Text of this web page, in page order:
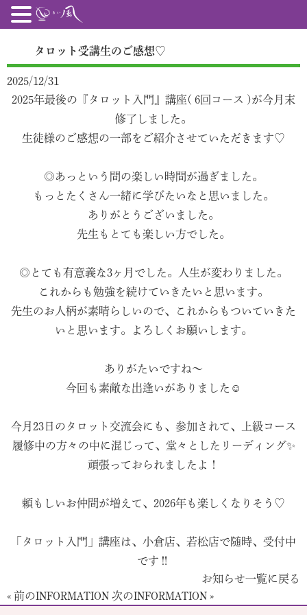
タロット受講生のご感想♡
2025/12/31
2025年最後の『タロット入門』講座( 6回コース )が今月末
修了しました。
生徒様のご感想の一部をご紹介させていただきます♡
◎あっという間の楽しい時間が過ぎました。
もっとたくさん一緒に学びたいなと思いました。
ありがとうございました。
先生もとても楽しい方でした。
◎とても有意義な3ヶ月でした。人生が変わりました。
これからも勉強を続けていきたいと思います。
先生のお人柄が素晴らしいので、これからもついていきた
いと思います。よろしくお願いします。
ありがたいですね〜
今回も素敵な出逢いがありました☺️
今月23日のタロット交流会にも、参加されて、上級コース
履修中の方々の中に混じって、堂々としたリーディング✨
頑張っておられましたよ！
頼もしいお仲間が増えて、2026年も楽しくなりそう♡
「タロット入門」講座は、小倉店、若松店で随時、受付中
です‼️
お知らせ一覧に戻る
« 前のINFORMATION 次のINFORMATION »